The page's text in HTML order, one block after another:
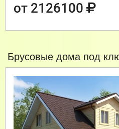
от 2126100
Брусовые дома под